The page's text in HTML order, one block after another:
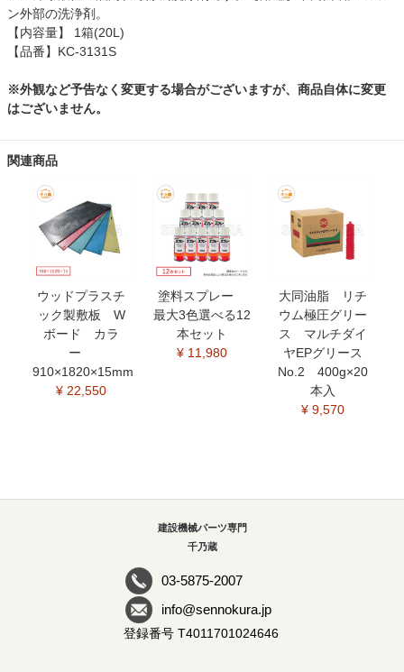
ン外部の洗浄剤。
【内容量】 1箱(20L)
【品番】KC-3131S
※外観など予告なく変更する場合がございますが、商品自体に変更
はございません。
関連商品
ウッドプラスチ
ック製敷板 W
ボード カラ
ー
910×1820×15mm
¥ 22,550
塗料スプレー
最大3色選べる12
本セット
¥ 11,980
大同油脂 リチ
ウム極圧グリー
ス マルチダイ
ヤEPグリース
No.2 400g×20
本入
¥ 9,570
建設機械パーツ専門
千乃蔵
03-5875-2007
info@sennokura.jp
登録番号 T4011701024646